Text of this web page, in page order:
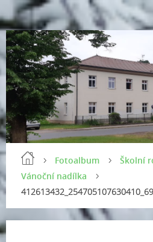
Fotoalbum
Školní
Vánoční nadílka